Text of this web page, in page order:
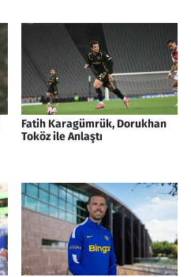
Fatih Karagümrük, Dorukhan
Toköz ile Anlaştı